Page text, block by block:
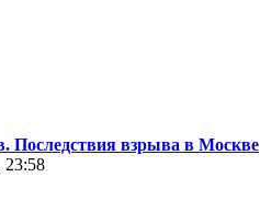
Последствия взрыва в Москве